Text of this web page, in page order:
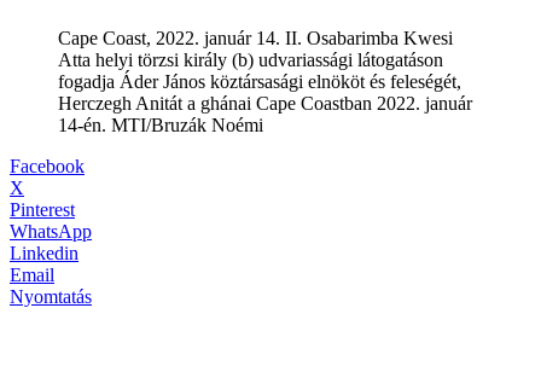
Cape Coast, 2022. január 14. II. Osabarimba Kwesi
Atta helyi törzsi király (b) udvariassági látogatáson
fogadja Áder János köztársasági elnököt és feleségét,
Herczegh Anitát a ghánai Cape Coastban 2022. január
14-én. MTI/Bruzák Noémi
Facebook
X
Pinterest
WhatsApp
Linkedin
Email
Nyomtatás